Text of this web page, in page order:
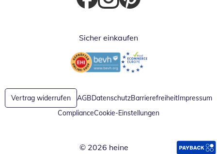
Öffnet in neuem Fenster
Öffnet in neuem Fenster
Öffnet in neuem Fenster
Sicher einkaufen
Öffnet in neuem FensterÖffnet in neuem Fenster
Vertrag widerrufen AGBDatenschutzBarrierefreiheitImpressum
ComplianceCookie-Einstellungen
© 2026 heine